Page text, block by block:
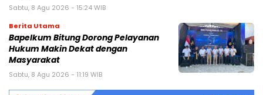
Sabtu, 8 Agu 2026 - 15:24 WIB
Berita Utama
Bapelkum Bitung Dorong Pelayanan
Hukum Makin Dekat dengan
Masyarakat
Sabtu, 8 Agu 2026 - 11:19 WIB